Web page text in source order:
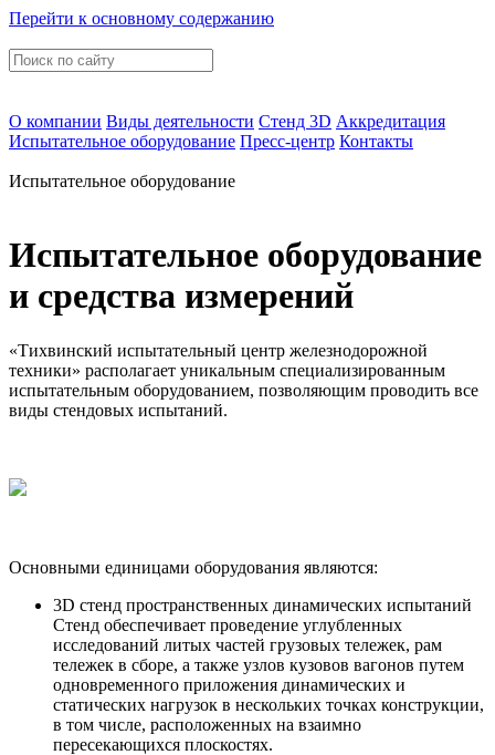
Перейти к основному содержанию
О компании Виды деятельности Стенд 3D Аккредитация
Испытательное оборудование Пресс-центр Контакты
Испытательное оборудование
Испытательное оборудование
и средства измерений
«Тихвинский испытательный центр железнодорожной
техники» располагает уникальным специализированным
испытательным оборудованием, позволяющим проводить все
виды стендовых испытаний.
Основными единицами оборудования являются:
3D стенд пространственных динамических испытаний
Стенд обеспечивает проведение углубленных
исследований литых частей грузовых тележек, рам
тележек в сборе, а также узлов кузовов вагонов путем
одновременного приложения динамических и
статических нагрузок в нескольких точках конструкции,
в том числе, расположенных на взаимно
пересекающихся плоскостях.